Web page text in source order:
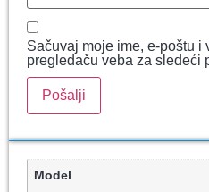
Sačuvaj moje ime, e-poštu i
pregledaču veba za sledeći
Model